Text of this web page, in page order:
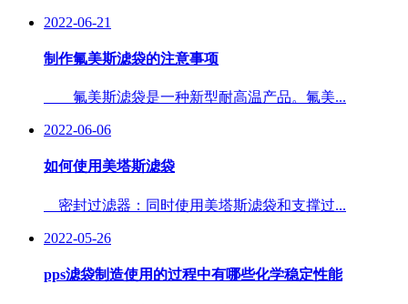
2022-06-21
制作氟美斯滤袋的注意事项
氟美斯滤袋是一种新型耐高温产品。氟美...
2022-06-06
如何使用美塔斯滤袋
密封过滤器：同时使用美塔斯滤袋和支撑过...
2022-05-26
pps滤袋制造使用的过程中有哪些化学稳定性能